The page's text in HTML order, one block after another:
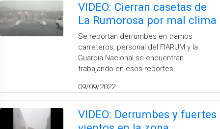
VIDEO: Cierran casetas de
La Rumorosa por mal clima
Se reportan derrumbes en tramos
carreteros, personal del FIARUM y la
Guardia Nacional se encuentran
trabajando en esos reportes.
09/09/2022
VIDEO: Derrumbes y fuertes